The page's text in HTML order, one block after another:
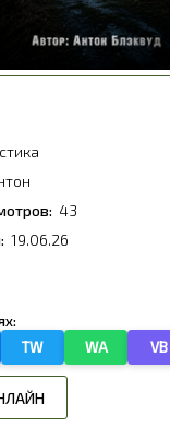
43
19.06.26
TW WA VB